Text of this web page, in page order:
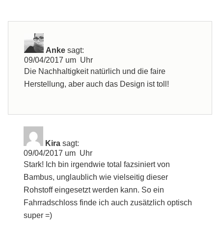
Anke sagt:
09/04/2017 um Uhr
Die Nachhaltigkeit natürlich und die faire
Herstellung, aber auch das Design ist toll!
Kira sagt:
09/04/2017 um Uhr
Stark! Ich bin irgendwie total fazsiniert von
Bambus, unglaublich wie vielseitig dieser
Rohstoff eingesetzt werden kann. So ein
Fahrradschloss finde ich auch zusätzlich optisch
super =)